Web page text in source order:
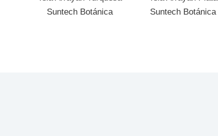
Suntech Botánica
Suntech Botánica